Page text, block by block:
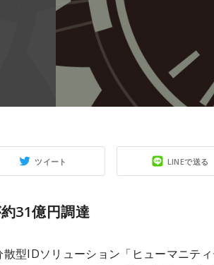
ツイート LINEで送る
31億円調達
型IDソリューション「ヒューマニテ